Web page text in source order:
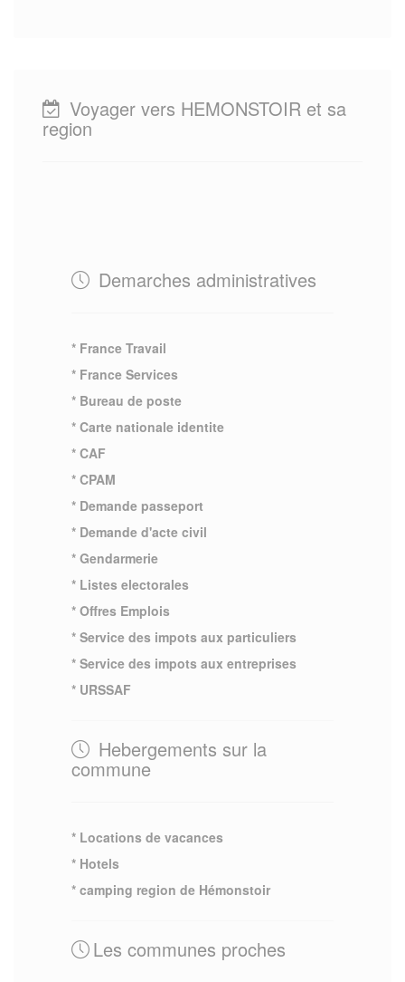
Voyager vers HEMONSTOIR et sa
region
Demarches administratives
* France Travail
* France Services
* Bureau de poste
* Carte nationale identite
* CAF
* CPAM
* Demande passeport
* Demande d'acte civil
* Gendarmerie
* Listes electorales
* Offres Emplois
* Service des impots aux particuliers
* Service des impots aux entreprises
* URSSAF
Hebergements sur la
commune
* Locations de vacances
* Hotels
* camping region de Hémonstoir
Les communes proches